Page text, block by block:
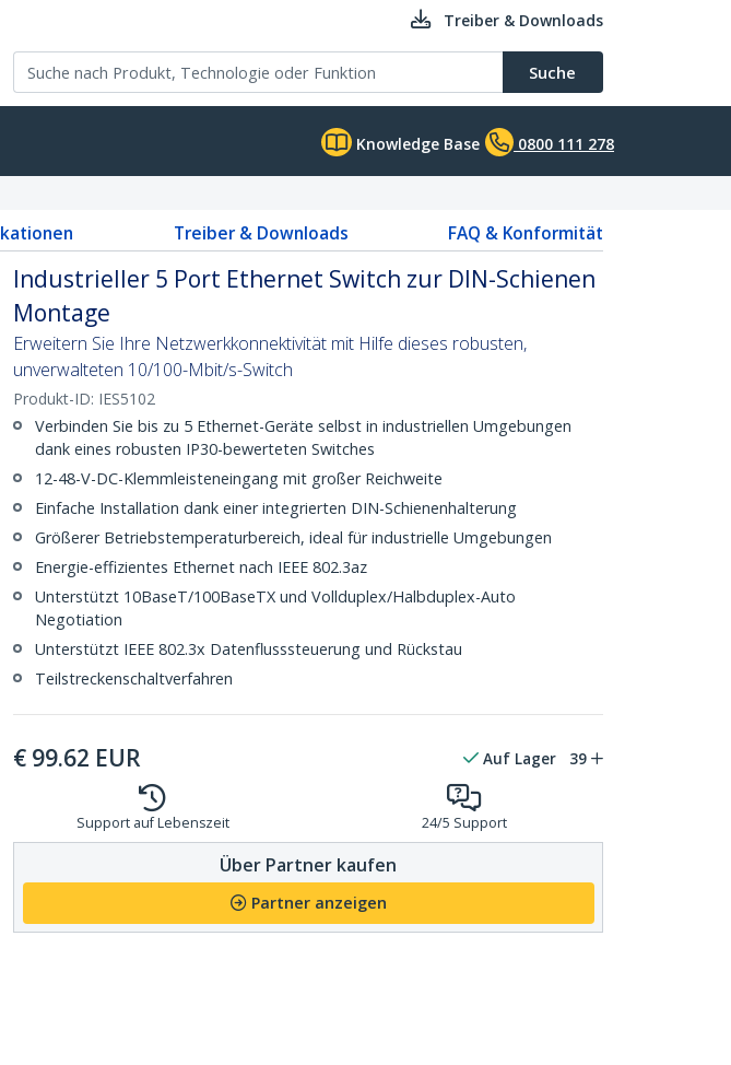
Treiber & Downloads
Suche
Knowledge Base 0800 111 278
Treiber & Downloads FAQ & Konformität
Industrieller 5 Port Ethernet Switch zur DIN-Schienen
Montage
Erweitern Sie Ihre Netzwerkkonnektivität mit Hilfe dieses robusten,
unverwalteten 10/100-Mbit/s-Switch
Produkt-ID: IES5102
Verbinden Sie bis zu 5 Ethernet-Geräte selbst in industriellen Umgebungen
dank eines robusten IP30-bewerteten Switches
12-48-V-DC-Klemmleisteneingang mit großer Reichweite
Einfache Installation dank einer integrierten DIN-Schienenhalterung
Größerer Betriebstemperaturbereich, ideal für industrielle Umgebungen
Energie-effizientes Ethernet nach IEEE 802.3az
Unterstützt 10BaseT/100BaseTX und Vollduplex/Halbduplex-Auto
Negotiation
Unterstützt IEEE 802.3x Datenflusssteuerung und Rückstau
Teilstreckenschaltverfahren
€ 99.62 EUR Auf Lager 39
Support auf Lebenszeit 24/5 Support
Über Partner kaufen
Partner anzeigen